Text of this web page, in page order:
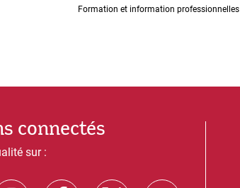
Formation et information professionnelles
connectés
sur :